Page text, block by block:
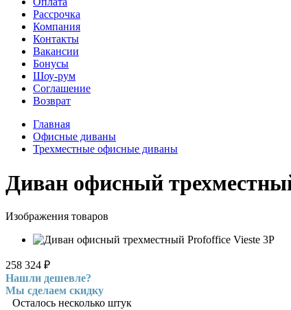
Рассрочка
Компания
Контакты
Вакансии
Бонусы
Шоу-рум
Соглашение
Возврат
Главная
Офисные диваны
Трехместные офисные диваны
Диван офисный
Изображения товаров
258 324 ₽
Нашли дешевле?
Мы сделаем скидку
Осталось несколько штук